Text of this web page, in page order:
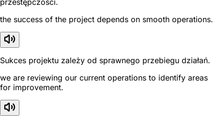
przestępczości.
the success of the project depends on smooth operations.
Sukces projektu zależy od sprawnego przebiegu działań.
we are reviewing our current operations to identify areas
for improvement.